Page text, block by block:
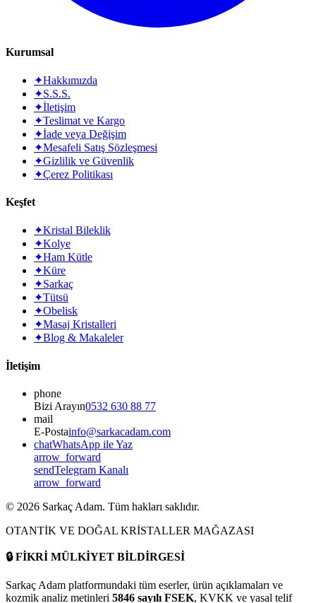
Kurumsal
✦Hakkımızda
✦S.S.S.
✦İletişim
✦Teslimat ve Kargo
✦İade veya Değişim
✦Mesafeli Satış Sözleşmesi
✦Gizlilik ve Güvenlik
✦Çerez Politikası
Keşfet
✦Kristal Bileklik
✦Kolye
✦Ham Kütle
✦Küre
✦Sarkaç
✦Tütsü
✦Obelisk
✦Masaj Kristalleri
✦Blog & Makaleler
İletişim
phone
Bizi Arayın0532 630 88 77
mail
E-Postainfo@sarkacadam.com
chatWhatsApp ile Yaz
arrow_forward
sendTelegram Kanalı
arrow_forward
© 2026 Sarkaç Adam. Tüm hakları saklıdır.
OTANTİK VE DOĞAL KRİSTALLER MAĞAZASI
🔒FİKRİ MÜLKİYET BİLDİRGESİ
Sarkaç Adam platformundaki tüm eserler, ürün açıklamaları ve
kozmik analiz metinleri 5846 sayılı FSEK, KVKK ve yasal telif